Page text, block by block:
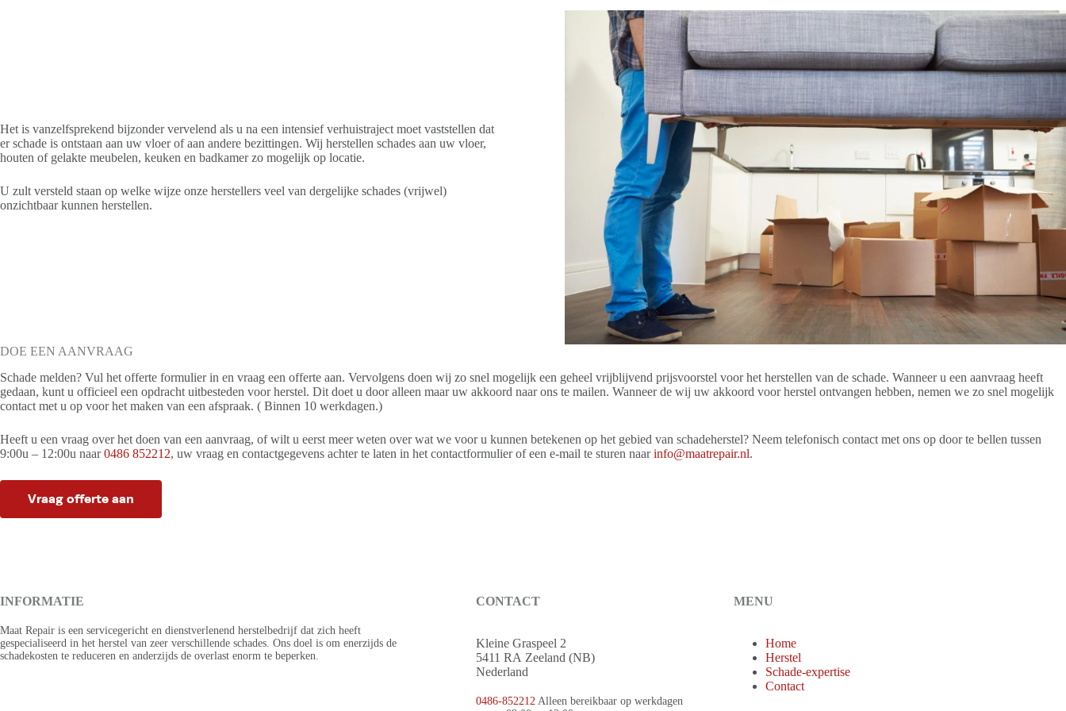
Het is vanzelfsprekend bijzonder vervelend als u na een intensief verhuistraject moet vaststellen dat
er schade is ontstaan aan uw vloer of aan andere bezittingen. Wij herstellen schades aan uw vloer,
houten of gelakte meubelen, keuken en badkamer zo mogelijk op locatie.
U zult versteld staan op welke wijze onze herstellers veel van dergelijke schades (vrijwel)
onzichtbaar kunnen herstellen.
DOE EEN AANVRAAG
Schade melden? Vul het offerte formulier in en vraag een offerte aan. Vervolgens doen wij zo snel mogelijk een geheel vrijblijvend prijsvoorstel voor het herstellen van de schade. Wanneer u een aanvraag heeft
gedaan, kunt u officieel een opdracht uitbesteden voor herstel. Dit doet u door alleen maar uw akkoord naar ons te mailen. Wanneer de wij uw akkoord voor herstel ontvangen hebben, nemen we zo snel mogelijk
contact met u op voor het maken van een afspraak. ( Binnen 10 werkdagen.)
Heeft u een vraag over het doen van een aanvraag, of wilt u eerst meer weten over wat we voor u kunnen betekenen op het gebied van schadeherstel? Neem telefonisch contact met ons op door te bellen tussen
9:00u – 12:00u naar0486 852212, uw vraag en contactgegevens achter te laten in het contactformulier of een e-mail te sturen naarinfo@maatrepair.nl.
Vraag offerte aan
INFORMATIE
Maat Repair is een servicegericht en dienstverlenend herstelbedrijf dat zich heeft
gespecialiseerd in het herstel van zeer verschillende schades. Ons doel is om enerzijds de
schadekosten te reduceren en anderzijds de overlast enorm te beperken.
CONTACT
Kleine Graspeel 2
5411 RA Zeeland (NB)
Nederland
0486-852212 Alleen bereikbaar op werkdagen
MENU
Home
Herstel
Schade-expertise
Contact